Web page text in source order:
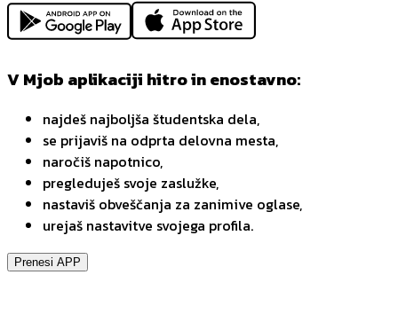
V Mjob aplikaciji hitro in enostavno:
najdeš najboljša študentska dela,
se prijaviš na odprta delovna mesta,
naročiš napotnico,
pregleduješ svoje zaslužke,
nastaviš obveščanja za zanimive oglase,
urejaš nastavitve svojega profila.
Prenesi APP